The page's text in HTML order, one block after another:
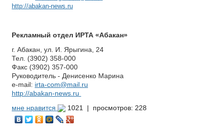
http://abakan-news.ru
Рекламный отдел ИРТА «Абакан»
г. Абакан, ул. И. Ярыгина, 24
Тел. (3902) 358-000
Факс (3902) 357-000
Руководитель - Денисенко Марина
e-mail: irta-com@mail.ru
http://abakan-news.ru
мне нравится
1021 | просмотров: 228